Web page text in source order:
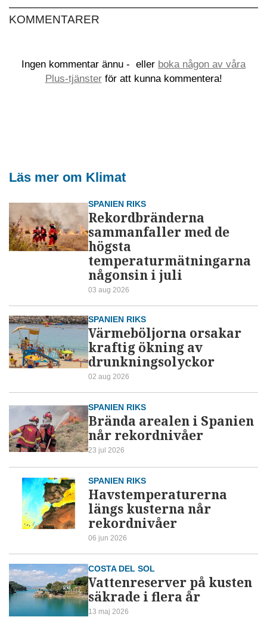
KOMMENTARER
Ingen kommentar ännu - eller boka någon av våra
Plus-tjänsterför att kunna kommentera!
Läs mer om Klimat
SPANIEN RIKS
Rekordbränderna
sammanfaller med de
högsta
temperaturmätningarna
någonsin i juli
03 aug 2026
SPANIEN RIKS
Värmeböljorna orsakar
kraftig ökning av
drunkningsolyckor
02 aug 2026
SPANIEN RIKS
Brända arealen i Spanien
når rekordnivåer
23 jul 2026
SPANIEN RIKS
Havstemperaturerna
längs kusterna når
rekordnivåer
06 jun 2026
COSTA DEL SOL
Vattenreserver på kusten
säkrade i flera år
13 maj 2026